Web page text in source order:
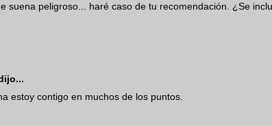
suena peligroso... haré caso de tu recomendación. ¿Se
estoy contigo en muchos de los puntos.